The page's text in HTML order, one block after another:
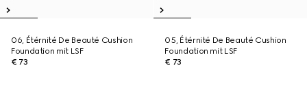
06, Étérnité De Beauté Cushion
Foundation mit LSF
€ 73
05, Étérnité De Beauté Cushion
Foundation mit LSF
€ 73